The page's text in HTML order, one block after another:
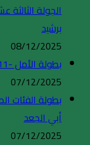
الجولة الثالثة
برشيد
08/12/2025
بطولة الأمل -11-: أولمبيك خريبكة يفوز على وداد تمارة
07/12/2025
أبي الجعد
07/12/2025